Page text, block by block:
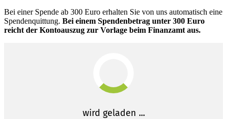
Bei einer Spende ab 300 Euro erhalten Sie von uns automatisch eine
Spendenquittung. Bei einem Spendenbetrag unter 300 Euro
reicht der Kontoauszug zur Vorlage beim Finanzamt aus.